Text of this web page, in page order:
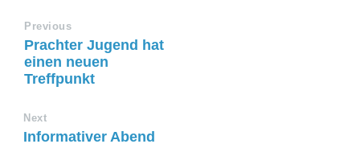
Previous
Prachter Jugend hat
einen neuen
Treffpunkt
Next
Informativer Abend